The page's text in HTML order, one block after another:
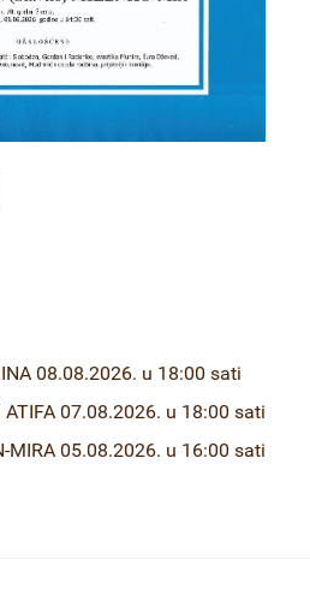
(Hajrudin) NISVETA
ŠAHINOVIĆ (Rešad) MEHO
08.08.2026. u 18:00 sati
07.08.2026. u 18:00 sati
MIRA 05.08.2026. u 16:00 sati